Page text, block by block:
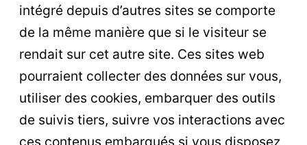
intégré depuis d’autres sites se comporte
de la même manière que si le visiteur se
rendait sur cet autre site. Ces sites web
pourraient collecter des données sur vous,
utiliser des cookies, embarquer des outils
de suivis tiers, suivre vos interactions avec
ces contenus embarqués si vous disposez